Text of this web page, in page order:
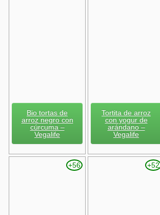
Bio tortas de
arroz negro con
cúrcuma –
Vegalife
Tortita de arroz
con yogur de
arándano –
Vegalife
+56 +52